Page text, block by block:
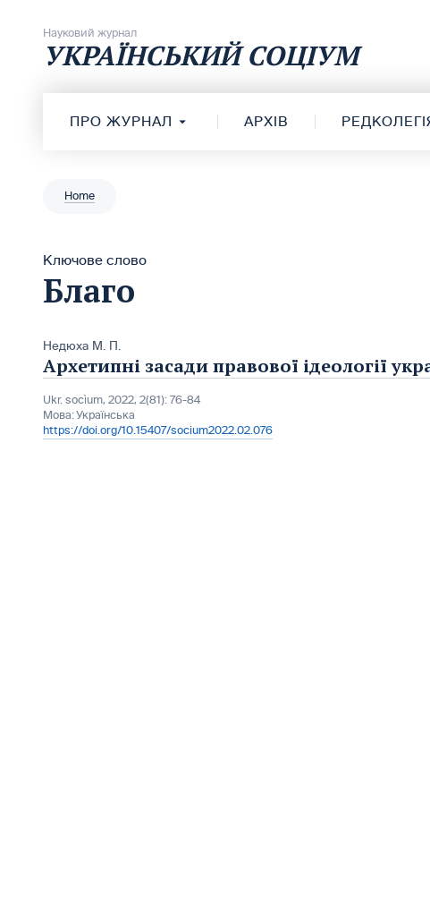
Науковий журнал
УКРАЇНСЬКИЙ СОЦІУМ
ПРО ЖУРНАЛ АРХІВ
Home
Ключове слово
Благо
Недюха М. П.
Архетипні засади правової ідеології
Ukr. socìum, 2022, 2(81): 76-84
Мова:Українська
https://doi.org/10.15407/socium2022.02.076